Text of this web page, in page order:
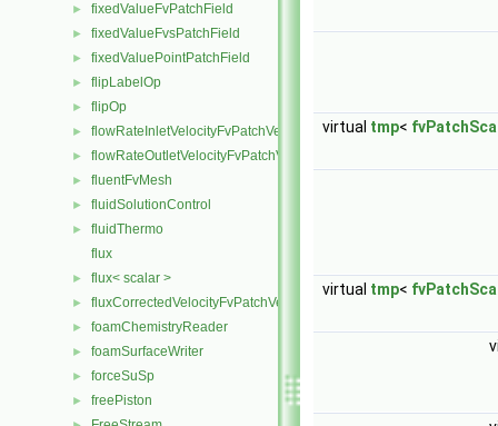
► fixedValueFvPatchField
► fixedValueFvsPatchField
► fixedValuePointPatchField
► flipLabelOp
► flipOp
► flowRateInletVelocityFvPatchVectorField
► flowRateOutletVelocityFvPatchVectorField
► fluentFvMesh
► fluidSolutionControl
►
fluidThermo
flux
► flux< scalar >
► fluxCorrectedVelocityFvPatchVectorField
► foamChemistryReader
► foamSurfaceWriter
► forceSuSp
► freePiston
virtual tmp<
virtual tmp<